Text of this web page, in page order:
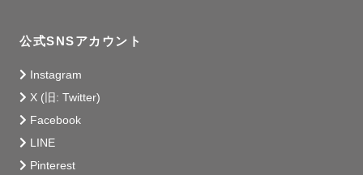
公式SNSアカウント
Instagram
X (旧: Twitter)
Facebook
LINE
Pinterest